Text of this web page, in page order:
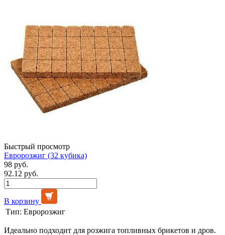
Быстрый просмотр
Евророзжиг (32 кубика)
98 руб.
92.12 руб.
В корзину
Тип: Евророзжиг
Идеально подходит для розжига топливных брикетов и дров.